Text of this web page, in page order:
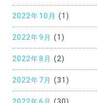
2022年10月 (1)
2022年9月 (1)
2022年8月 (2)
2022年7月 (31)